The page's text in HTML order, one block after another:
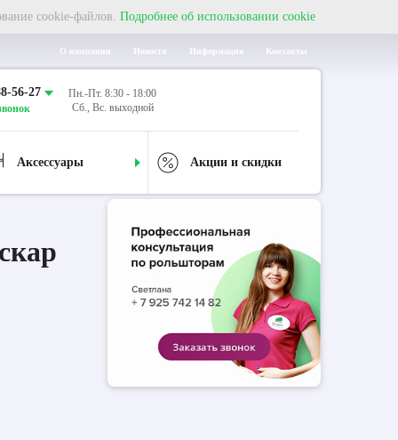
cookie-файлов. Подробнее об использовании cookie
О компании Новости Информация Контакты
56-27
Пн.-Пт. 8:30 - 18:00
Сб., Вс. выходной
Аксессуары Акции и скидки